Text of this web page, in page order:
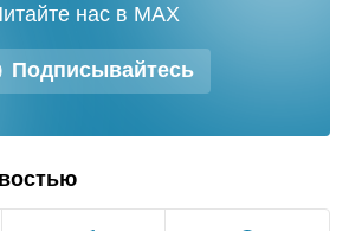
Подписывайтесь
нас в MAX